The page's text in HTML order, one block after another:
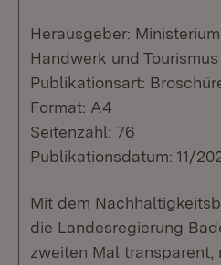
Herausgeber:
Handwerk und Tourismus
Publikationsart:
Format: A4
Seitenzahl: 76
Publikationsdatum: 11/
Mit dem
die Landesregierung
zweiten Mal transparent,